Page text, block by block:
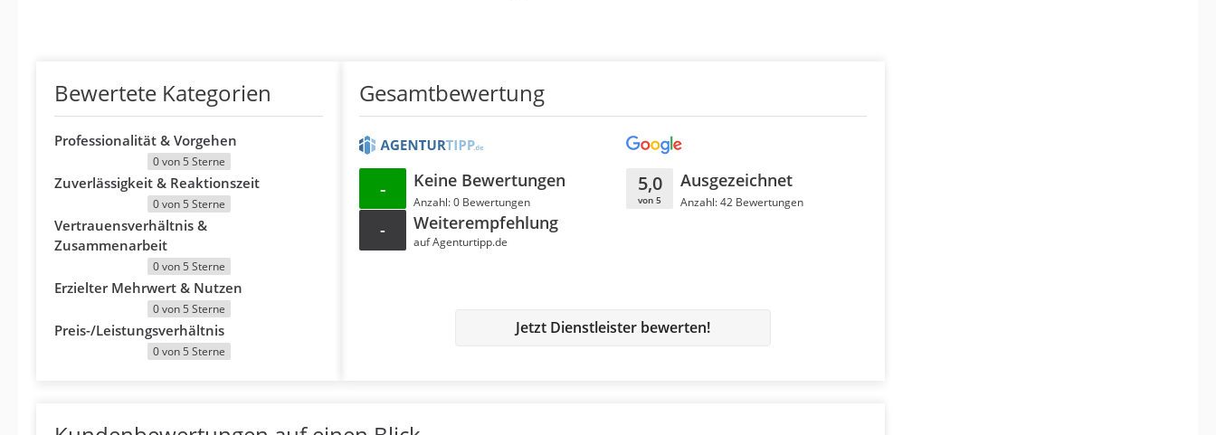
Bewertete Kategorien
Professionalität & Vorgehen
0 von 5 Sterne
Zuverlässigkeit & Reaktionszeit
0 von 5 Sterne
Vertrauensverhältnis &
Zusammenarbeit
0 von 5 Sterne
Erzielter Mehrwert & Nutzen
0 von 5 Sterne
Preis-/Leistungsverhältnis
0 von 5 Sterne
Gesamtbewertung
- Keine Bewertungen
Anzahl: 0 Bewertungen
- Weiterempfehlung
auf Agenturtipp.de
5,0
von 5
Ausgezeichnet
Anzahl: 42 Bewertungen
Jetzt Dienstleister bewerten!